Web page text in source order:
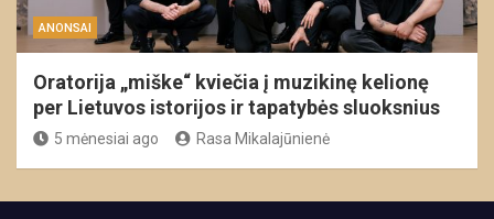
ANONSAI
Oratorija „miške“ kviečia į muzikinę kelionę
per Lietuvos istorijos ir tapatybės sluoksnius
5 mėnesiai ago Rasa Mikalajūnienė